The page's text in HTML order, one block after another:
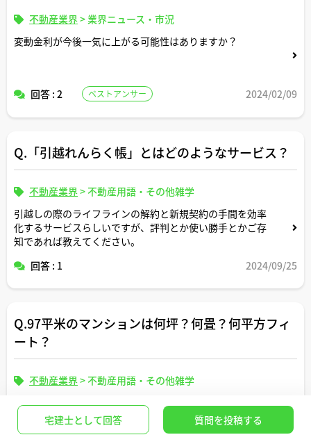
不動産業界> 業界ニュース・市況
変動金利が今後一気に上がる可能性はありますか？
回答 : 2 ベストアンサー 2024/02/09
Q.「引越れんらく帳」とはどのようなサービス？
不動産業界>不動産用語・その他雑学
引越しの際のライフラインの解約と新規契約の手間を効率
化するサービスらしいですが、評判とか使い勝手とかご存
知であれば教えてください。
回答 : 1
2024/09/25
Q.97平米のマンションは何坪？何畳？何平方フィ
ート？
不動産業界>不動産用語・その他雑学
登記簿面積97平方メートルのマンションの広さはどのくら
いですか。何坪、何畳、何平方フィートですか（計算式の
記載もお願いします）。正方形の面積に換算すると一辺の
宅建士として回答 質問を投稿する